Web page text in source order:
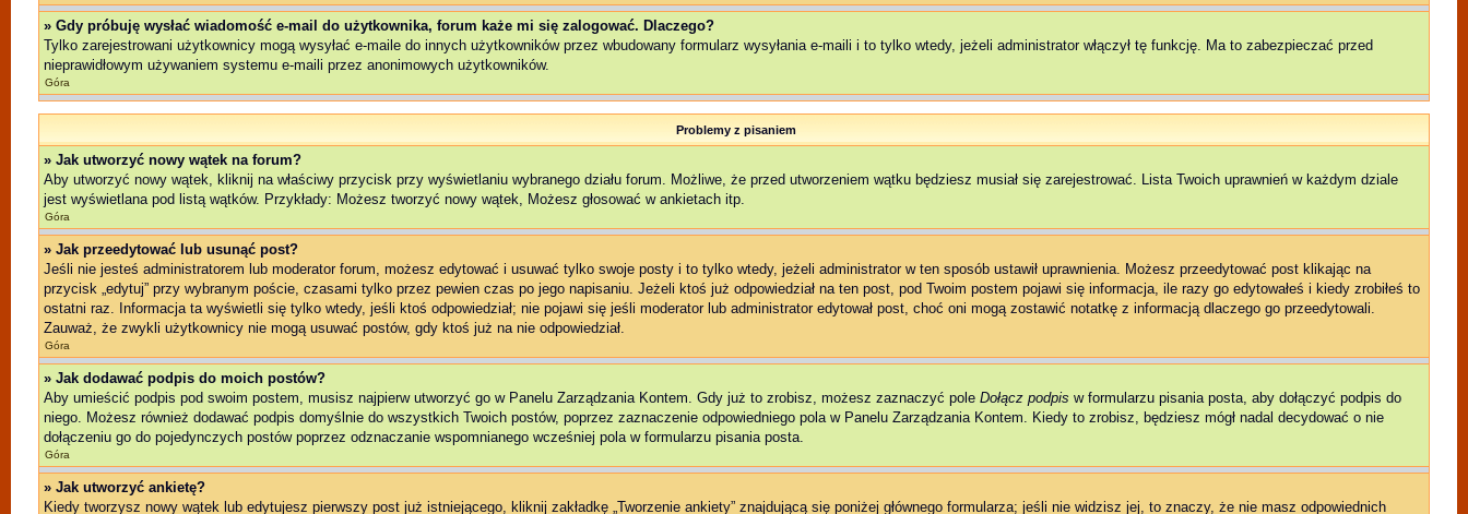
» Gdy próbuję wysłać wiadomość e-mail do użytkownika, forum każe mi się zalogować. Dlaczego?
Tylko zarejestrowani użytkownicy mogą wysyłać e-maile do innych użytkowników przez wbudowany formularz wysyłania e-maili i to tylko wtedy, jeżeli administrator włączył tę funkcję. Ma to zabezpieczać przed
nieprawidłowym używaniem systemu e-maili przez anonimowych użytkowników.
Góra
Problemy z pisaniem
» Jak utworzyć nowy wątek na forum?
Aby utworzyć nowy wątek, kliknij na właściwy przycisk przy wyświetlaniu wybranego działu forum. Możliwe, że przed utworzeniem wątku będziesz musiał się zarejestrować. Lista Twoich uprawnień w każdym dziale
jest wyświetlana pod listą wątków. Przykłady: Możesz tworzyć nowy wątek, Możesz głosować w ankietach itp.
Góra
» Jak przeedytować lub usunąć post?
Jeśli nie jesteś administratorem lub moderator forum, możesz edytować i usuwać tylko swoje posty i to tylko wtedy, jeżeli administrator w ten sposób ustawił uprawnienia. Możesz przeedytować post klikając na
przycisk „edytuj” przy wybranym poście, czasami tylko przez pewien czas po jego napisaniu. Jeżeli ktoś już odpowiedział na ten post, pod Twoim postem pojawi się informacja, ile razy go edytowałeś i kiedy zrobiłeś to
ostatni raz. Informacja ta wyświetli się tylko wtedy, jeśli ktoś odpowiedział; nie pojawi się jeśli moderator lub administrator edytował post, choć oni mogą zostawić notatkę z informacją dlaczego go przeedytowali.
Zauważ, że zwykli użytkownicy nie mogą usuwać postów, gdy ktoś już na nie odpowiedział.
Góra
» Jak dodawać podpis do moich postów?
Aby umieścić podpis pod swoim postem, musisz najpierw utworzyć go w Panelu Zarządzania Kontem. Gdy już to zrobisz, możesz zaznaczyć pole Dołącz podpis w formularzu pisania posta, aby dołączyć podpis do
niego. Możesz również dodawać podpis domyślnie do wszystkich Twoich postów, poprzez zaznaczenie odpowiedniego pola w Panelu Zarządzania Kontem. Kiedy to zrobisz, będziesz mógł nadal decydować o nie
dołączeniu go do pojedynczych postów poprzez odznaczanie wspomnianego wcześniej pola w formularzu pisania posta.
Góra
» Jak utworzyć ankietę?
Kiedy tworzysz nowy wątek lub edytujesz pierwszy post już istniejącego, kliknij zakładkę „Tworzenie ankiety” znajdującą się poniżej głównego formularza; jeśli nie widzisz jej, to znaczy, że nie masz odpowiednich